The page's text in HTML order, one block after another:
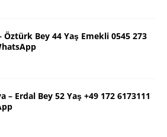
Öztürk Bey 44 Yaş Emekli 0545 273
– Erdal Bey 52 Yaş +49 172 6173111